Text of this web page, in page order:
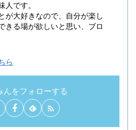
人です。
が大好きなので、自分が楽し
きる場が欲しいと思い、ブロ
ら
んをフォローする